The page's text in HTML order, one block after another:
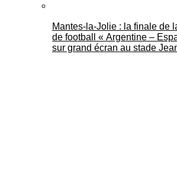
Mantes-la-Jolie : la finale de
de football « Argentine –
sur grand écran au stade